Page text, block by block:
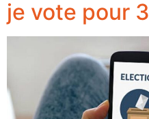
je vote pour